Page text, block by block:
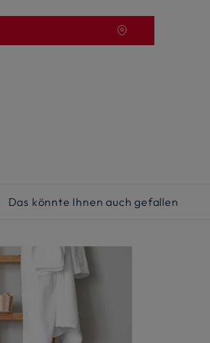
Das könnte Ihnen auch gefallen